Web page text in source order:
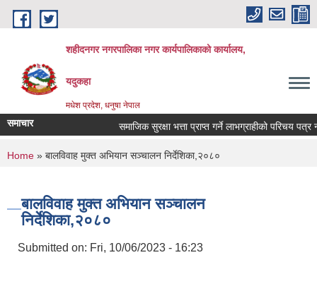
Skip to main content
शहीदनगर नगरपालिका नगर कार्यपालिकाको कार्यालय,
यदुकहा
मधेश प्रदेश, धनुषा नेपाल
समाचार समाजिक सुरक्षा भत्ता प्राप्त गर्ने लाभग्राहीको परिचय पत्र
You are here
Home » बालविवाह मुक्त अभियान सञ्चालन निर्देशिका,२०८०
बालविवाह मुक्त अभियान सञ्चालन
निर्देशिका,२०८०
Submitted on: Fri, 10/06/2023 - 16:23